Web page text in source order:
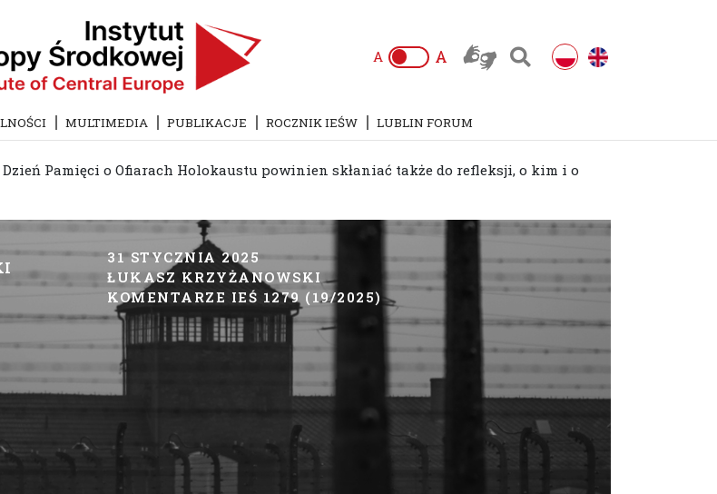
A A
MULTIMEDIA PUBLIKACJE ROCZNIK IEŚW LUBLIN FORUM
Pamięci o Ofiarach Holokaustu powinien skłaniać także do refleksji, o kim i o
31 STYCZNIA 2025
ŁUKASZ KRZYŻANOWSKI
KOMENTARZE IEŚ 1279 (19/2025)